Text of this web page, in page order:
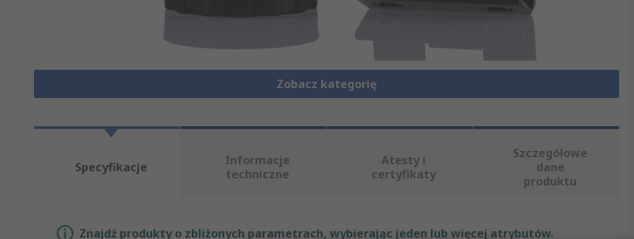
Zobacz kategorię
Specyfikacje
Informacje
techniczne
Atesty i
certyfikaty
Szczegółowe
dane
produktu
Znajdź produkty o zbliżonych parametrach, wybierając jeden lub więcej atrybutów.